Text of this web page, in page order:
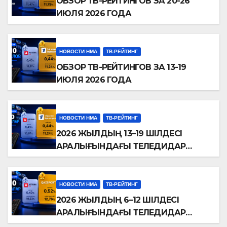
ИЮЛЯ 2026 ГОДА
НОВОСТИ НМА ТВ-РЕЙТИНГ
ОБЗОР ТВ-РЕЙТИНГОВ ЗА 13-19
ИЮЛЯ 2026 ГОДА
НОВОСТИ НМА ТВ-РЕЙТИНГ
2026 ЖЫЛДЫҢ 13–19 ШІЛДЕСІ
АРАЛЫҒЫНДАҒЫ ТЕЛЕДИДАР
РЕЙТИНГТЕРІНЕ ШОЛУ
НОВОСТИ НМА ТВ-РЕЙТИНГ
2026 ЖЫЛДЫҢ 6–12 ШІЛДЕСІ
АРАЛЫҒЫНДАҒЫ ТЕЛЕДИДАР